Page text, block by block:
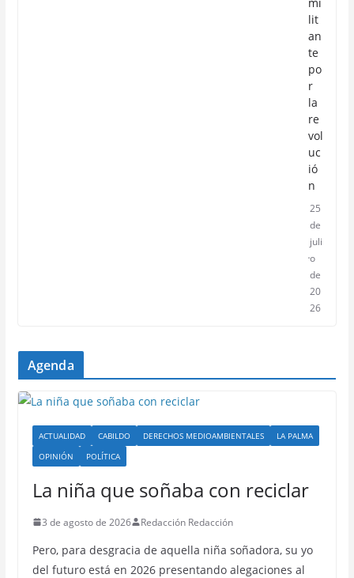
lit
an
te
po
r
la
re
vol
uc
ió
n
25
de
juli
o
de
20
26
Agenda
ACTUALIDAD CABILDO DERECHOS MEDIOAMBIENTALES
LA PALMA
OPINIÓN
POLÍTICA
La niña que soñaba con reciclar
3 de agosto de 2026 Redacción Redacción
Pero, para desgracia de aquella niña soñadora, su yo
del futuro está en 2026 presentando alegaciones al